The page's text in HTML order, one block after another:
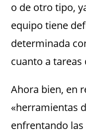
o de otro tipo,
equipo tiene
determinada
cuanto a tareas
Ahora bien, en
«herramientas
enfrentando